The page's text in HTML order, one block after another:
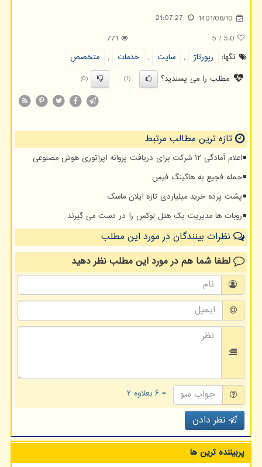
1401/08/10
21:07:27
5.0
/
5
771
تگها:
رپورتاژ , سایت , خدمات ,
متخصص
مطلب را می پسندید؟
(1)
(0)
تازه ترین مطالب مرتبط
اعلام آمادگی ۱۲ شرکت برای دریافت پروانه اپراتوری هوش مصنوعی
حمله فجیع به هاگینگ فیس
پشت پرده خرید میلیاردی تازه ایلان ماسک
روبات ها مدیریت یک هتل لوکس را در دست می گیرند
نظرات بینندگان در مورد این مطلب
لطفا شما همدر مورد این مطلبنظر دهید
= ۶ بعلاوه ۲
نظر دادن
پربیننده ترین ها